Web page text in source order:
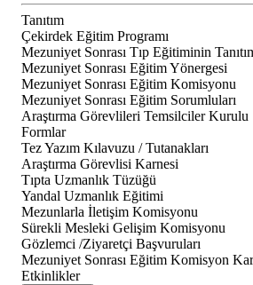
Tanıtım
Çekirdek Eğitim Programı
Mezuniyet Sonrası Tıp Eğitiminin
Mezuniyet Sonrası Eğitim Yönergesi
Mezuniyet Sonrası Eğitim Komisyonu
Mezuniyet Sonrası Eğitim Sorumluları
Araştırma Görevlileri Temsilciler Kurulu
Formlar
Tez Yazım Kılavuzu / Tutanakları
Araştırma Görevlisi Karnesi
Tıpta Uzmanlık Tüzüğü
Yandal Uzmanlık Eğitimi
Mezunlarla İletişim Komisyonu
Sürekli Mesleki Gelişim Komisyonu
Gözlemci /Ziyaretçi Başvuruları
Mezuniyet Sonrası Eğitim Komisyon
Etkinlikler